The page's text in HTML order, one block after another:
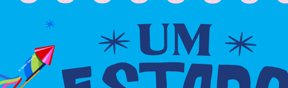
ainda 1ª e 2ª dose para as crianças de 6 meses a 4 anos, 11
comorbidades. O reforço da Pfizer Pediátrica para menores de 5 a 11
também estará disponível para quem tiver nome na lista da SMS. A
será realizada mediante apresentação do documento de